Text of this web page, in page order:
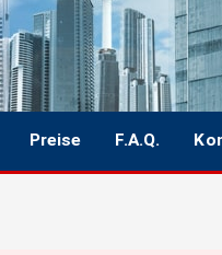
Preise F.A.Q.